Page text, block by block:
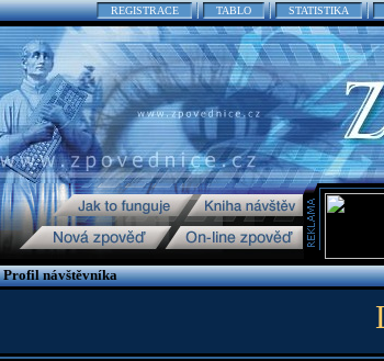
REGISTRACE TABLO STATISTIKA
Profil návštěvníka